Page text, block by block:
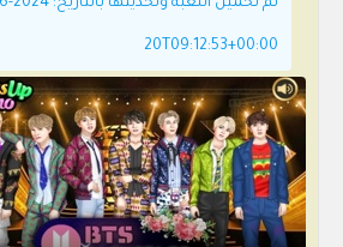
20T09:12:53+00:00